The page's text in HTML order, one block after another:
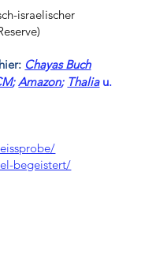
israelischer
Chayas Buch
;Amazon; Thaliau.
begeistert/